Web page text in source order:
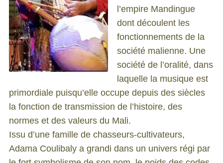
l’empire Mandingue
dont découlent les
fonctionnements de la
société malienne. Une
société de l’oralité, dans
laquelle la musique est
primordiale puisqu’elle occupe depuis des siècles
la fonction de transmission de l’histoire, des
normes et des valeurs du Mali.
Issu d’une famille de chasseurs-cultivateurs,
Adama Coulibaly a grandi dans un univers régi par